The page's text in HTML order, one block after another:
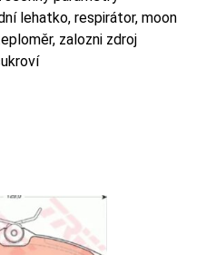
lehatko, respirátor, moon
zalozni zdroj